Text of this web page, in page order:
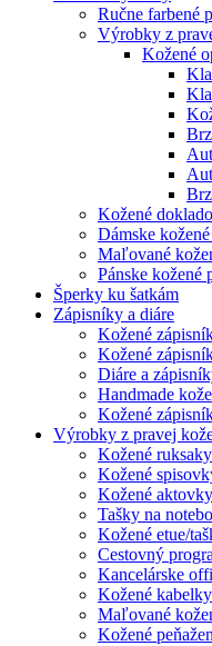
Ručne farbené
Výrobky z
Kožené
Kožené
Dámske
Maľované
Pánske kožené
Šperky ku šatkám
Zápisníky a diáre
Kožené
Kožené
Diáre a
Handmade
Kožené
Výrobky z pravej
Kožené ruksaky
Kožené
Kožené aktovky
Tašky na
Kožené etue/
Cestovný
Kancelárske
Kožené kabelky
Maľované
Kožené